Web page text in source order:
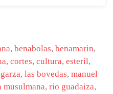
, benabolas, benamarin,
, cortes, cultura, esteril,
, las bovedas, manuel
musulmana, rio guadaiza,